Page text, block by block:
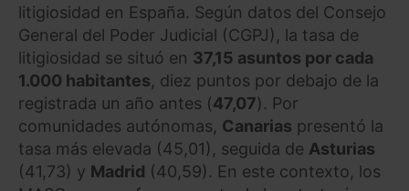
litigiosidad en España. Según datos del Consejo
General del Poder Judicial (CGPJ), la tasa de
litigiosidad se situó en 37,15 asuntos por cada
1.000 habitantes, diez puntos por debajo de la
registrada un año antes (47,07). Por
comunidades autónomas, Canarias presentó la
tasa más elevada (45,01), seguida de Asturias
(41,73) y Madrid (40,59). En este contexto, los